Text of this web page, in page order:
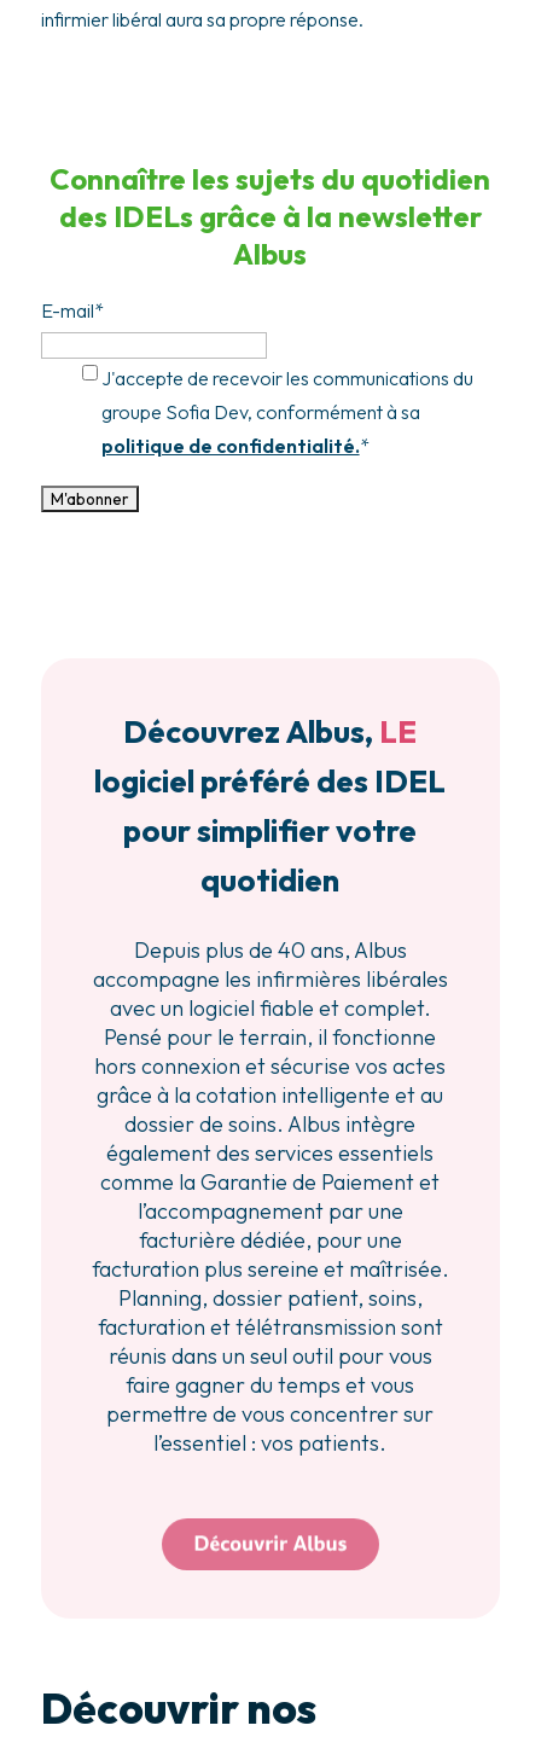
infirmier libéral aura sa propre réponse.
Connaître les sujets du quotidien
des IDELs grâce à la newsletter
Albus
E-mail*
J'accepte de recevoir les communications du
groupe Sofia Dev, conformément à sa
politique de confidentialité.*
Découvrez Albus, LE
logiciel préféré des IDEL
pour simplifier votre
quotidien
Depuis plus de 40 ans, Albus
accompagne les infirmières libérales
avec un logiciel fiable et complet.
Pensé pour le terrain, il fonctionne
hors connexion et sécurise vos actes
grâce à la cotation intelligente et au
dossier de soins. Albus intègre
également des services essentiels
comme la Garantie de Paiement et
l’accompagnement par une
facturière dédiée, pour une
facturation plus sereine et maîtrisée.
Planning, dossier patient, soins,
facturation et télétransmission sont
réunis dans un seul outil pour vous
faire gagner du temps et vous
permettre de vous concentrer sur
l’essentiel : vos patients.
Découvrir nos